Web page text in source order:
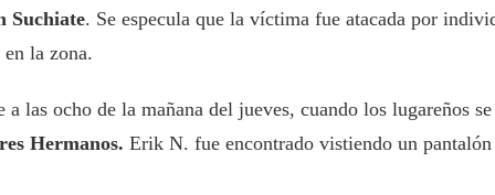
Suchiate. Se especula que la víctima fue atacada por
la zona.
las ocho de la mañana del jueves, cuando los lugareños
Hermanos. Erik N. fue encontrado vistiendo un